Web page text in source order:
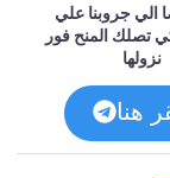
الي جروبنا علي
تصلك المنح فور
نزولها
هنا